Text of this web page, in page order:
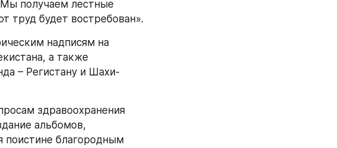
Мы получаем лестные
труд будет востребован».
надписям на
а также
– Регистану и Шахи-
здравоохранения
альбомов,
поистине благородным